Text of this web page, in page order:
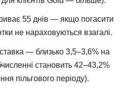
55 днів — якщо погасити
не нараховуються взагалі.
— близько 3,5–3,6% на
становить 42–43,2%
пільгового періоду).